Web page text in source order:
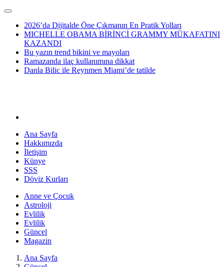
2026’da Dijitalde Öne Çıkmanın En Pratik Yolları
MICHELLE OBAMA BİRİNCİ GRAMMY MÜKAFATINI
KAZANDI
Bu yazın trend bikini ve mayoları
Ramazanda ilaç kullanımına dikkat
Danla Bilic ile Reynmen Miami’de tatilde
Ana Sayfa
Hakkımızda
İletişim
Künye
SSS
Döviz Kurları
Anne ve Çocuk
Astroloji
Evlilik
Evlilik
Güncel
Magazin
Ana Sayfa